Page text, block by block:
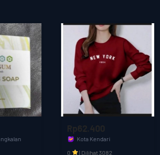
Kota Kendari